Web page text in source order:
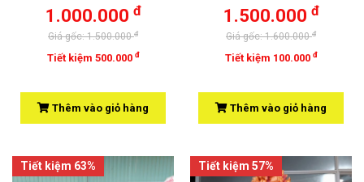
1.000.000 đ
Giá gốc: 1.500.000đ
Tiết kiệm 500.000 đ
Thêm vào giỏ hàng
1.500.000 đ
Giá gốc: 1.600.000đ
Tiết kiệm 100.000 đ
Thêm vào giỏ hàng
Tiết kiệm 63% Tiết kiệm 57%